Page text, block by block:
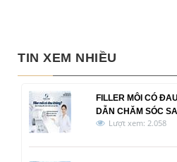
TIN XEM NHIỀU
FILLER MÔI CÓ
DẪN CHĂM SÓC
Lượt xem: 2.058